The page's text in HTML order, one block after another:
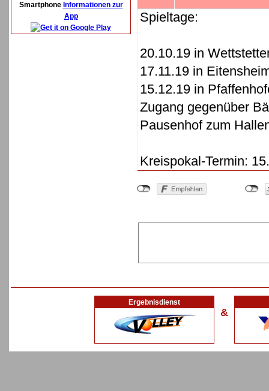
Smartphone Informationen zur
App
Spieltage:
20.10.19 in
17.11.19 in
15.12.19 in
Zugang gegenüber
Pausenhof zum
Kreispokal-Termin:
Ergebnisdienst
&